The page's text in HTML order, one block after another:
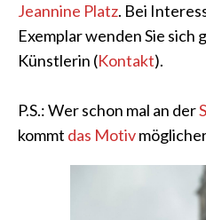
Jeannine Platz. Bei
Exemplar wenden Sie sich
Künstlerin (Kontakt).
P.S.: Wer schon mal an der
kommt das Motiv